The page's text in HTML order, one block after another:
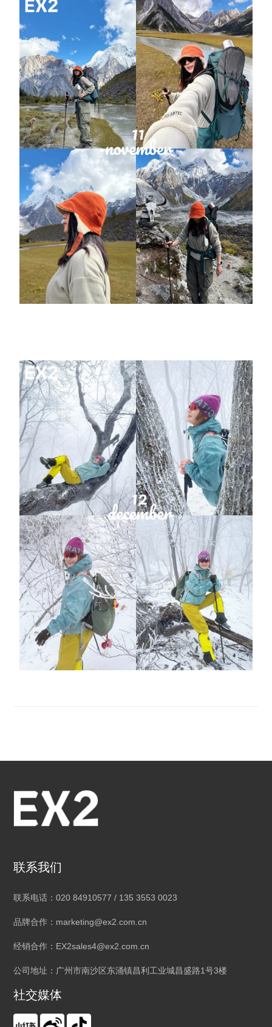
联系我们
联系电话：020 84910577 / 135 3553 0023
品牌合作：marketing@ex2.com.cn
经销合作：EX2sales4@ex2.com.cn
公司地址：广州市南沙区东涌镇昌利工业城昌盛路1号3楼
社交媒体